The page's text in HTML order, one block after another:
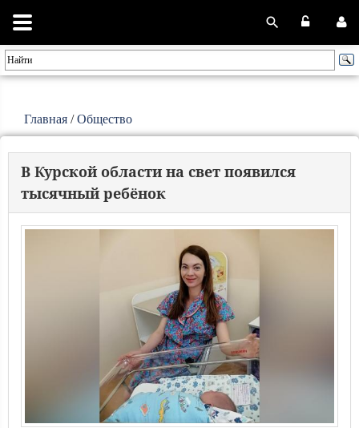
Главная /Общество
В Курской области на свет появился
тысячный ребёнок